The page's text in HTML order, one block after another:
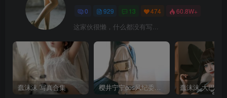
0 929 13 474 60.8W+
这家伙很懒，什么都没有写...
蠢沫沫 写真合集 樱井宁宁cos风纪委员写真套图